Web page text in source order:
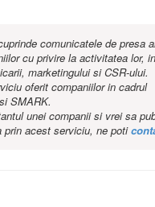
comunicatele de presa
cu privire la activitatea lor,
marketingului si CSR-ului.
oferit companiilor in cadrul
SMARK.
unei companii si vrei sa
prin acest serviciu, ne poti